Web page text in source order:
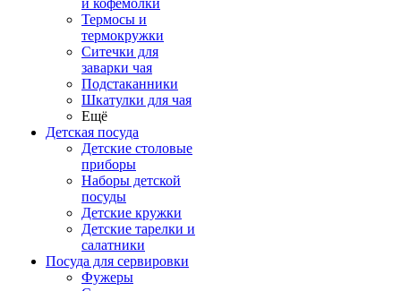
и кофемолки
Термосы и
термокружки
Ситечки для
заварки чая
Подстаканники
Шкатулки для чая
Ещё
Детская посуда
Детские столовые
приборы
Наборы детской
посуды
Детские кружки
Детские тарелки и
салатники
Посуда для сервировки
Фужеры